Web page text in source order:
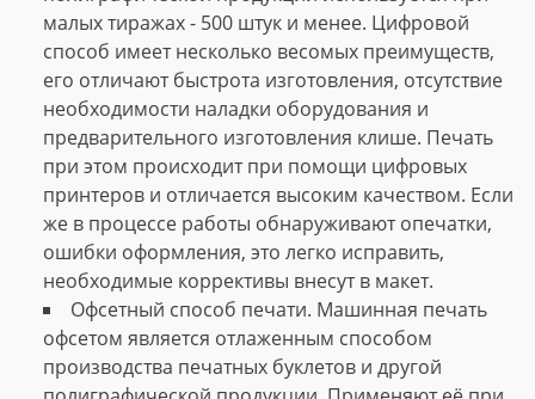
малых тиражах - 500 штук и менее. Цифровой
способ имеет несколько весомых преимуществ,
его отличают быстрота изготовления, отсутствие
необходимости наладки оборудования и
предварительного изготовления клише. Печать
при этом происходит при помощи цифровых
принтеров и отличается высоким качеством. Если
же в процессе работы обнаруживают опечатки,
ошибки оформления, это легко исправить,
необходимые коррективы внесут в макет.
Офсетный способ печати. Машинная печать
офсетом является отлаженным способом
производства печатных буклетов и другой